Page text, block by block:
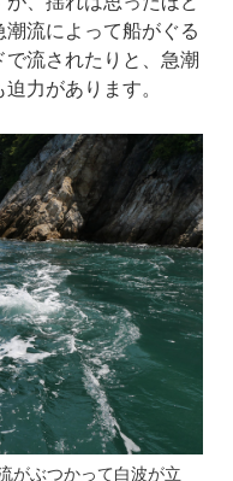
流によって船がぐる
流されたりと、急潮
力があります。
がぶつかって白波が立